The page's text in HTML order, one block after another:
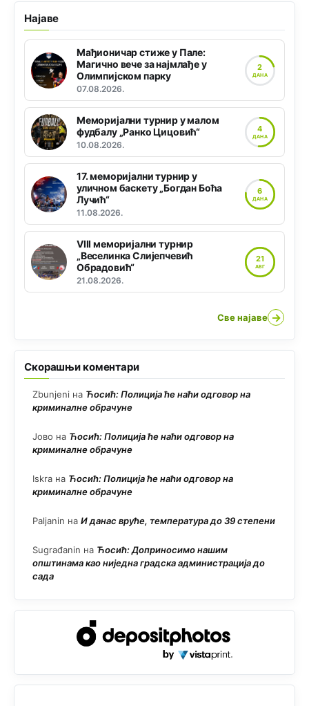
Најаве
Мађионичар стиже у Пале:
Магично вече за најмлађе у
Олимпијском парку
07.08.2026.
2
ДАНА
Меморијални турнир у малом
фудбалу „Ранко Цицовић“
10.08.2026.
4
ДАНА
17. меморијални турнир у
уличном баскету „Богдан Боћа
Лучић“
11.08.2026.
6
ДАНА
VIII меморијални турнир
„Веселинка Слијепчевић
Обрадовић“
21.08.2026.
21
АВГ
Све најаве →
Скорашњи коментари
Zbunjeni на Ћосић: Полиција ће наћи одговор на
криминалне обрачуне
Јово на Ћосић: Полиција ће наћи одговор на
криминалне обрачуне
Iskra на Ћосић: Полиција ће наћи одговор на
криминалне обрачуне
Paljanin на И данас вруће, температура до 39 степени
Sugrađanin на Ћосић: Доприносимо нашим
општинама као ниједна градска администрација до
сада